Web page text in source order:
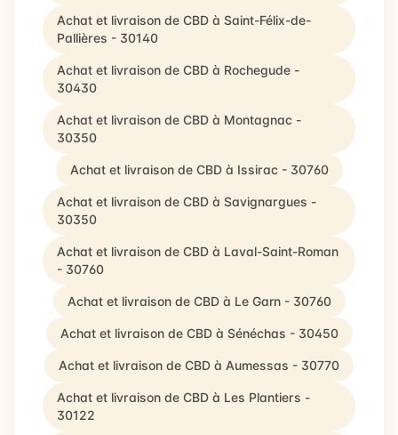
Achat et livraison de CBD à Saint-Félix-de-
Pallières - 30140
Achat et livraison de CBD à Rochegude -
30430
Achat et livraison de CBD à Montagnac -
30350
Achat et livraison de CBD à Issirac - 30760
Achat et livraison de CBD à Savignargues -
30350
Achat et livraison de CBD à Laval-Saint-Roman
- 30760
Achat et livraison de CBD à Le Garn - 30760
Achat et livraison de CBD à Sénéchas - 30450
Achat et livraison de CBD à Aumessas - 30770
Achat et livraison de CBD à Les Plantiers -
30122